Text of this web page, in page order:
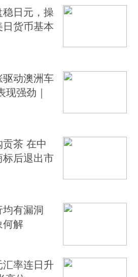
日元，操
货币基本
动澳洲车
强劲｜
茶 在中
后退出市
有漏洞
何解
率连日升